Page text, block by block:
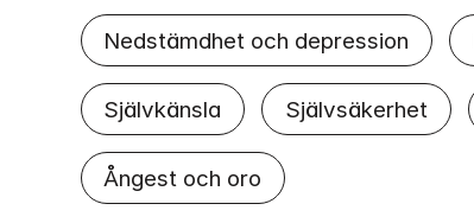
Nedstämdhet och depression
Självkänsla Självsäkerhet
Ångest och oro